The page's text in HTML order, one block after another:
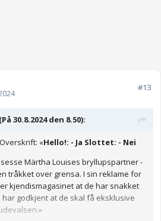
#13
30.8.2024 den 8.50):
«Hello!: - Ja Slottet: - Nei
Märtha Louises bryllupspartner -
tråkket over grensa. I sin reklame for
kjendismagasinet at de har snakket
godkjent at de skal få eksklusive